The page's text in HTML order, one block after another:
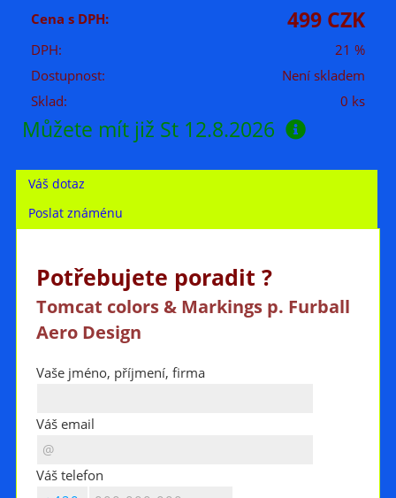
Cena s DPH:
499 CZK
DPH:
21 %
Dostupnost:
Není skladem
Sklad:
0 ks
Můžete mít již St 12.8.2026
Váš dotaz
Poslat známénu
Potřebujete poradit ?
Tomcat colors & Markings p. Furball
Aero Design
Vaše jméno, příjmení, firma
Váš email
Váš telefon